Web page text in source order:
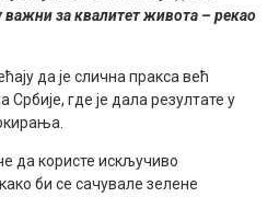
важни за квалитет живота – рекао
да је слична пракса већ
где је дала резултате у
да користе искључиво
би се сачувале зелене